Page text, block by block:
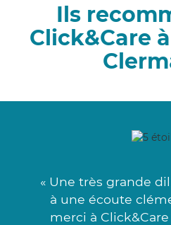
Ils
Click&Care
« Une très grande
à une écoute
merci à